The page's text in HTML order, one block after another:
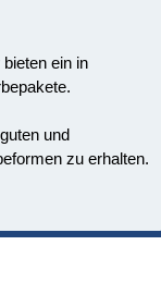
ein in
und
zu erhalten.